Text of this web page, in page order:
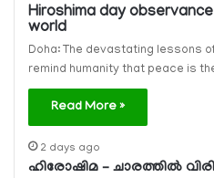
Hiroshima day
world
Doha: The devastating lessons
remind humanity that peace is
Read More »
2 days ago
ഹിരോഷിമ – ചാരത്തിൽ